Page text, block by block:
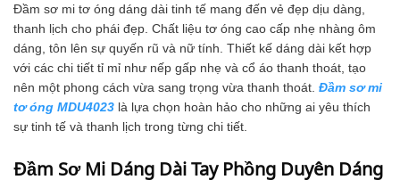
Đầm sơ mi tơ óng dáng dài tinh tế mang đến vẻ đẹp dịu dàng,
thanh lịch cho phái đẹp. Chất liệu tơ óng cao cấp nhẹ nhàng ôm
dáng, tôn lên sự quyến rũ và nữ tính. Thiết kế dáng dài kết hợp
với các chi tiết tỉ mỉ như nếp gấp nhẹ và cổ áo thanh thoát, tạo
nên một phong cách vừa sang trọng vừa thanh thoát. Đầm sơ mi
tơ óng MDU4023 là lựa chọn hoàn hảo cho những ai yêu thích
sự tinh tế và thanh lịch trong từng chi tiết.
Đầm Sơ Mi Dáng Dài Tay Phồng Duyên Dáng